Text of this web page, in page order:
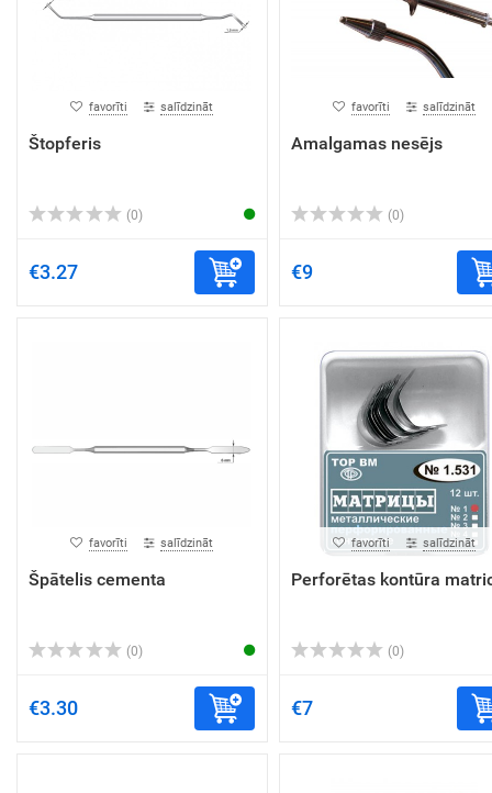
favorīti salīdzināt
Štopferis
(0)
€3.27
favorīti salīdzināt
Amalgamas nesējs
(0)
€9
favorīti salīdzināt
Špātelis cementa
(0)
€3.30
favorīti salīdzināt
Perforētas kontūra
(0)
€7